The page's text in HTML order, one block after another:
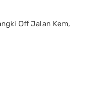
Off Jalan Kem,